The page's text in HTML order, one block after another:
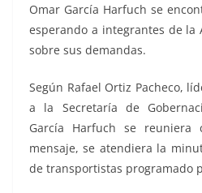
Omar García Harfuch se
esperando a integrantes de la
sobre sus demandas.
Según Rafael Ortiz Pacheco,
a la Secretaría de
García Harfuch se
mensaje, se atendiera la
de transportistas programado